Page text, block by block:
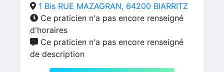
1 Bis RUE MAZAGRAN, 64200 BIARRITZ
Ce praticien n'a pas encore renseigné
d'horaires
Ce praticien n'a pas encore renseigné
de description